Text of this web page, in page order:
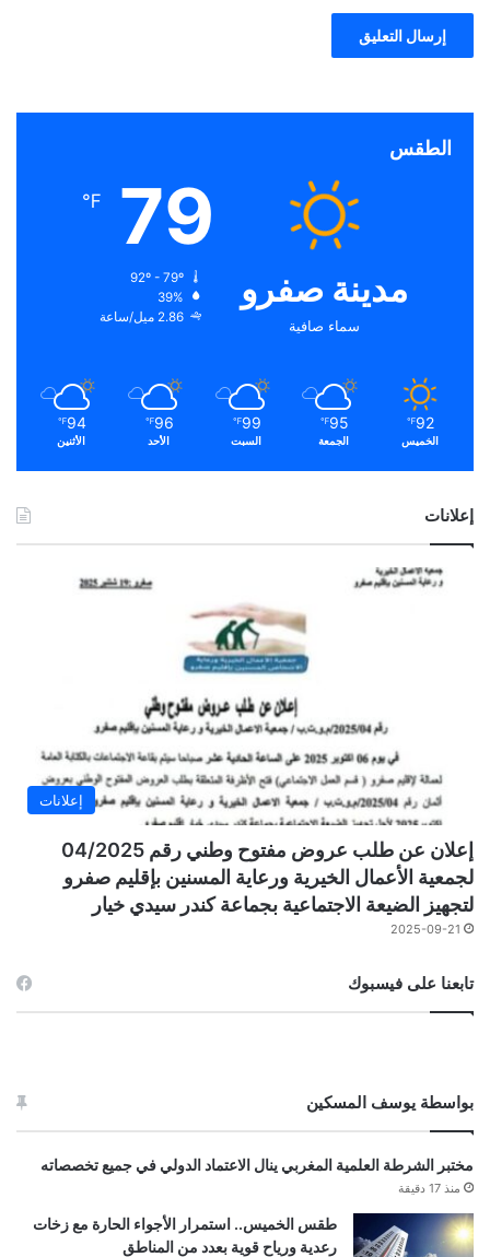
الطقس
مدينة صفرو
سماء صافية
79
℉
39%
2.86 ميل/ساعة
92
℉
الخميس
95
℉
الجمعة
99
℉
السبت
96
℉
الأحد
94
℉
الأثنين
إعلانات
إعلانات
إعلان عن طلب عروض مفتوح وطني رقم 04/2025
لجمعية الأعمال الخيرية ورعاية المسنين بإقليم صفرو
لتجهيز الضيعة الاجتماعية بجماعة كندر سيدي خيار
2025-09-21
تابعنا على فيسبوك
بواسطة يوسف المسكين
مختبر الشرطة العلمية المغربي ينال الاعتماد الدولي في جميع تخصصاته
منذ 17 دقيقة
طقس الخميس.. استمرار الأجواء الحارة مع زخات
رعدية ورياح قوية بعدد من المناطق